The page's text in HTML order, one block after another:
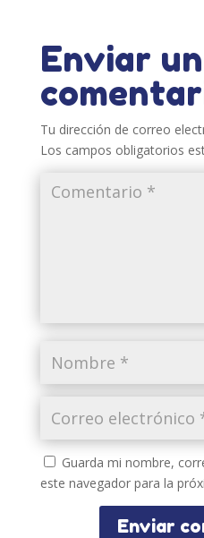
Enviar un
Tu dirección de correo
Los campos obligatorios
Guarda mi nombre,
este navegador para la
Enviar